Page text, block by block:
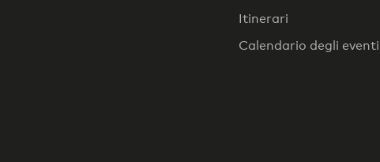
Itinerari
Calendario degli eventi